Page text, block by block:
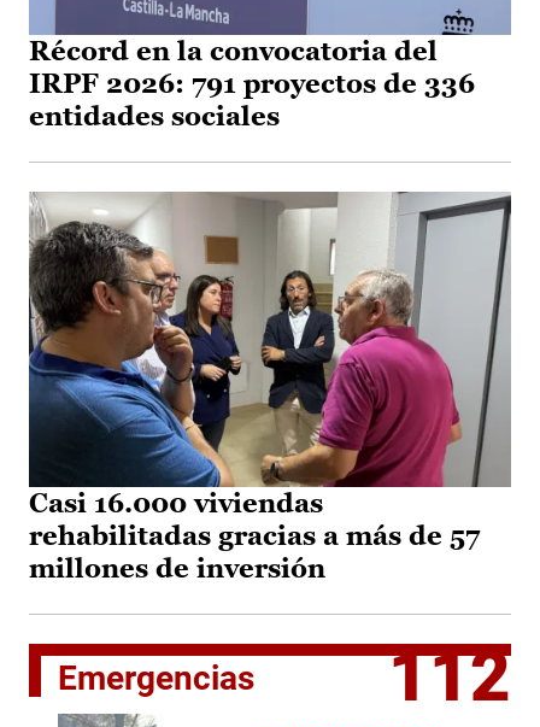
Récord en la convocatoria del
IRPF 2026: 791 proyectos de 336
entidades sociales
Casi 16.000 viviendas
rehabilitadas gracias a más de 57
millones de inversión
Emergencias 112